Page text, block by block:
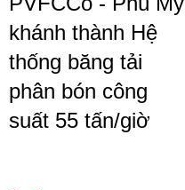
khánh thành Hệ
thống băng tải
phân bón công
suất 55 tấn/giờ